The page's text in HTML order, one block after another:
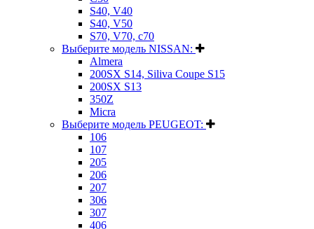
S40, V40
S40, V50
S70, V70, c70
Выберите модель NISSAN:
Almera
200SX S14, Siliva Coupe S15
200SX S13
350Z
Micra
Выберите модель PEUGEOT:
106
107
205
206
207
306
307
406